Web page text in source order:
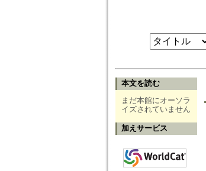
本文を読む
まだ本館にオーソラ
イズされていません
加えサービス